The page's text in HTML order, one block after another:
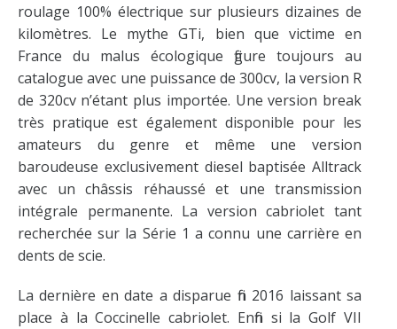
roulage 100% électrique sur plusieurs dizaines de
kilomètres. Le mythe GTi, bien que victime en
France du malus écologique figure toujours au
catalogue avec une puissance de 300cv, la version R
de 320cv n’étant plus importée. Une version break
très pratique est également disponible pour les
amateurs du genre et même une version
baroudeuse exclusivement diesel baptisée Alltrack
avec un châssis réhaussé et une transmission
intégrale permanente. La version cabriolet tant
recherchée sur la Série 1 a connu une carrière en
dents de scie.
La dernière en date a disparue fin 2016 laissant sa
place à la Coccinelle cabriolet. Enfin si la Golf VII